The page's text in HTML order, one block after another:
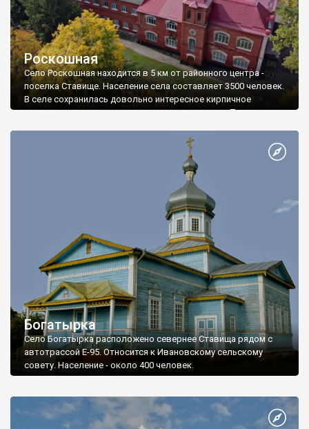
Роскошная
Село Роскошная находится в 5 км от районного центра -
поселка Ставище. Население села составляет 3500 человек.
В селе сохранилась довольно интересное кирпичное
двухэтажное здание комнатного планирования. Толщина
построенная в 1896 году на средства семьи Браницких.
Богатырка
Село Богатырка расположено севернее Ставища рядом с
автотрассой Е-95. Относится к Ивановскому сельскому
совету. Население - около 400 человек.